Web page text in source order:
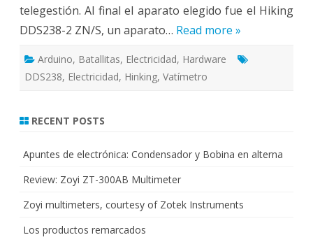
telegestión. Al final el aparato elegido fue el Hiking
DDS238-2 ZN/S, un aparato… Read more »
Arduino, Batallitas, Electricidad, Hardware
DDS238, Electricidad, Hinking, Vatímetro
RECENT POSTS
Apuntes de electrónica: Condensador y Bobina en alterna
Review: Zoyi ZT-300AB Multimeter
Zoyi multimeters, courtesy of Zotek Instruments
Los productos remarcados